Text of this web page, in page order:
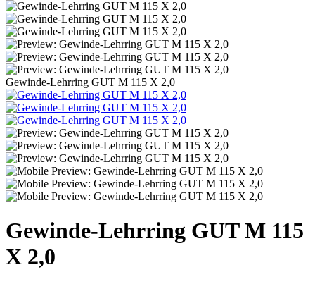
Gewinde-Lehrring GUT M 115 X 2,0
Gewinde-Lehrring GUT M 115
X 2,0